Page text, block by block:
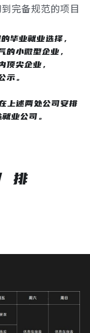
完备规范的项目
毕业就业选择，
小微型企业，
尖企业，
示。
上述两处公司安排
业公司。
排